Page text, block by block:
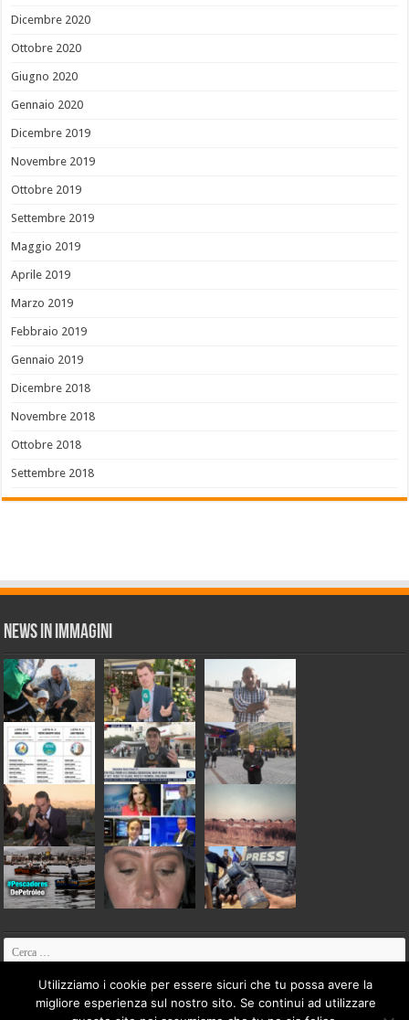
Dicembre 2020
Ottobre 2020
Giugno 2020
Gennaio 2020
Dicembre 2019
Novembre 2019
Ottobre 2019
Settembre 2019
Maggio 2019
Aprile 2019
Marzo 2019
Febbraio 2019
Gennaio 2019
Dicembre 2018
Novembre 2018
Ottobre 2018
Settembre 2018
News in Immagini
Utilizziamo i cookie per essere sicuri che tu possa avere la
migliore esperienza sul nostro sito. Se continui ad utilizzare